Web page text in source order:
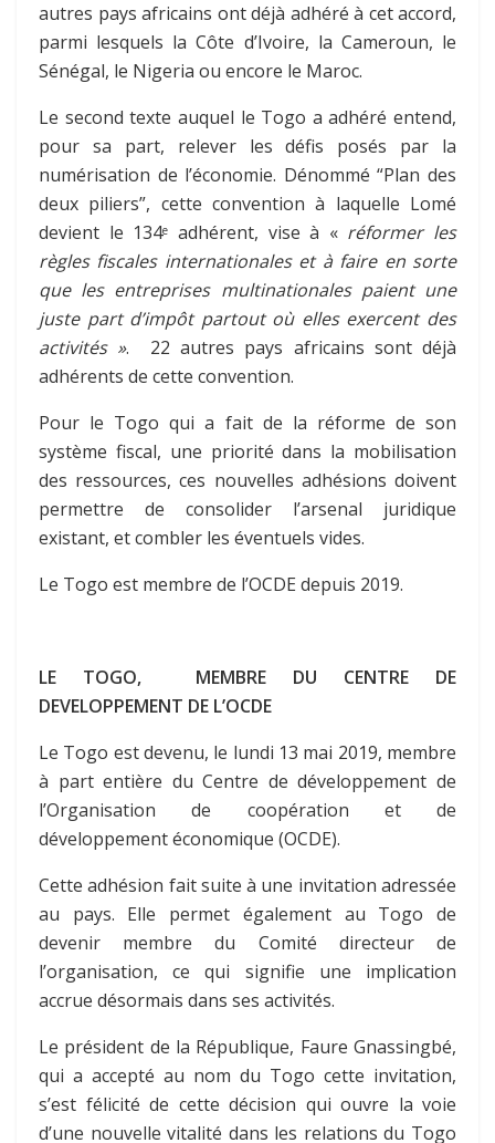
autres pays africains ont déjà adhéré à cet accord,
parmi lesquels la Côte d’Ivoire, la Cameroun, le
Sénégal, le Nigeria ou encore le Maroc.
Le second texte auquel le Togo a adhéré entend,
pour sa part, relever les défis posés par la
numérisation de l’économie. Dénommé “Plan des
deux piliers”, cette convention à laquelle Lomé
devient le 134e adhérent, vise à « réformer les
règles fiscales internationales et à faire en sorte
que les entreprises multinationales paient une
juste part d’impôt partout où elles exercent des
activités ». 22 autres pays africains sont déjà
adhérents de cette convention.
Pour le Togo qui a fait de la réforme de son
système fiscal, une priorité dans la mobilisation
des ressources, ces nouvelles adhésions doivent
permettre de consolider l’arsenal juridique
existant, et combler les éventuels vides.
Le Togo est membre de l’OCDE depuis 2019.
LE TOGO, MEMBRE DU CENTRE DE
DEVELOPPEMENT DE L’OCDE
Le Togo est devenu, le lundi 13 mai 2019, membre
à part entière du Centre de développement de
l’Organisation de coopération et de
développement économique (OCDE).
Cette adhésion fait suite à une invitation adressée
au pays. Elle permet également au Togo de
devenir membre du Comité directeur de
l’organisation, ce qui signifie une implication
accrue désormais dans ses activités.
Le président de la République, Faure Gnassingbé,
qui a accepté au nom du Togo cette invitation,
s’est félicité de cette décision qui ouvre la voie
d’une nouvelle vitalité dans les relations du Togo